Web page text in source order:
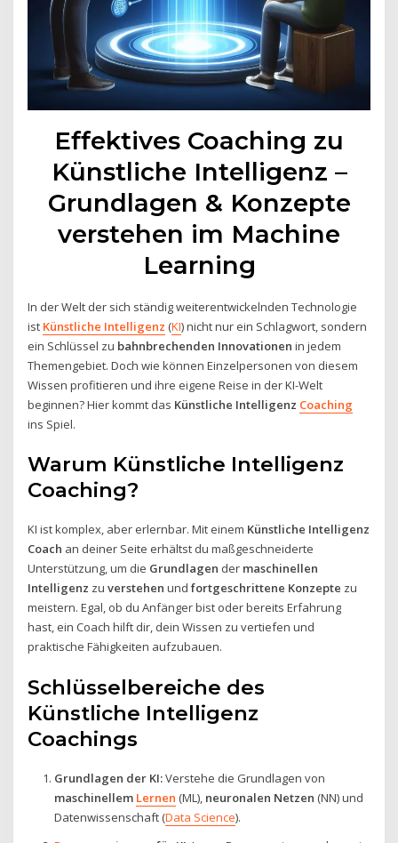
Effektives Coaching zu
Künstliche Intelligenz –
Grundlagen & Konzepte
verstehen im Machine
Learning
In der Welt der sich ständig weiterentwickelnden Technologie
ist Künstliche Intelligenz (KI) nicht nur ein Schlagwort, sondern
ein Schlüssel zu bahnbrechenden Innovationen in jedem
Themengebiet. Doch wie können Einzelpersonen von diesem
Wissen profitieren und ihre eigene Reise in der KI-Welt
beginnen? Hier kommt das Künstliche Intelligenz Coaching
ins Spiel.
Warum Künstliche Intelligenz
Coaching?
KI ist komplex, aber erlernbar. Mit einem Künstliche Intelligenz
Coach an deiner Seite erhältst du maßgeschneiderte
Unterstützung, um die Grundlagen der maschinellen
Intelligenz zuverstehen undfortgeschrittene Konzepte zu
meistern. Egal, ob du Anfänger bist oder bereits Erfahrung
hast, ein Coach hilft dir, dein Wissen zu vertiefen und
praktische Fähigkeiten aufzubauen.
Schlüsselbereiche des
Künstliche Intelligenz
Coachings
Grundlagen der KI:Verstehe die Grundlagen von
maschinellem Lernen (ML), neuronalen Netzen (NN) und
Datenwissenschaft (Data Science).